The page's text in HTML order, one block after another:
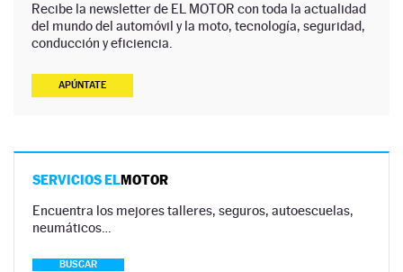
Recibe la newsletter de EL MOTOR con toda la actualidad
del mundo del automóvil y la moto, tecnología, seguridad,
conducción y eficiencia.
APÚNTATE
SERVICIOS ELMOTOR
Encuentra los mejores talleres, seguros, autoescuelas,
neumáticos…
BUSCAR